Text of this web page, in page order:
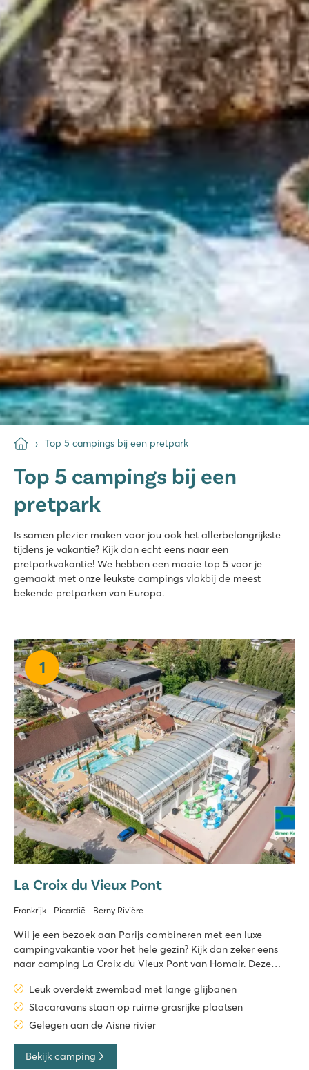
Top 5 campings bij een pretpark
Top 5 campings bij een
pretpark
Is samen plezier maken voor jou ook het allerbelangrijkste
tijdens je vakantie? Kijk dan echt eens naar een
pretparkvakantie! We hebben een mooie top 5 voor je
gemaakt met onze leukste campings vlakbij de meest
bekende pretparken van Europa.
1
La Croix du Vieux Pont
Frankrijk - Picardië - Berny Rivière
Wil je een bezoek aan Parijs combineren met een luxe
campingvakantie voor het hele gezin? Kijk dan zeker eens
naar camping La Croix du Vieux Pont van Homair. Deze
fantastisch zwembadcomplex met lange glijbanen, een
lagune-zwemmeer en stacaravans op mo
Leuk overdekt zwembad met lange glijbanen
Stacaravans staan op ruime grasrijke plaatsen
Gelegen aan de Aisne rivier
Bekijk camping